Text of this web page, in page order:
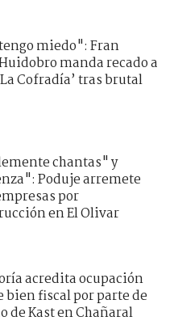
miedo": Fran
manda recado a
Cofradía’ tras brutal
chantas" y
Poduje arremete
por
en El Olivar
acredita ocupación
bien fiscal por parte de
de Kast en Chañaral